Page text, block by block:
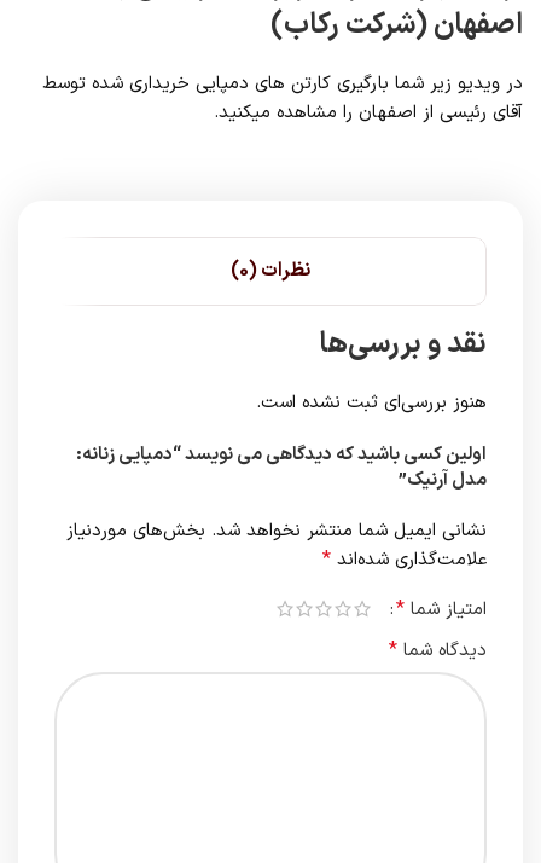
اصفهان (شرکت رکاب)
در ویدیو زیر شما بارگیری کارتن های دمپایی خریداری شده توسط
آقای رئیسی از اصفهان را مشاهده میکنید.
نظرات (0)
نقد و بررسی‌ها
هنوز بررسی‌ای ثبت نشده است.
اولین کسی باشید که دیدگاهی می نویسد “دمپایی زنانه:
مدل آرنیک”
نشانی ایمیل شما منتشر نخواهد شد. بخش‌های موردنیاز
علامت‌گذاری شده‌اند *
امتیاز شما *
دیدگاه شما *